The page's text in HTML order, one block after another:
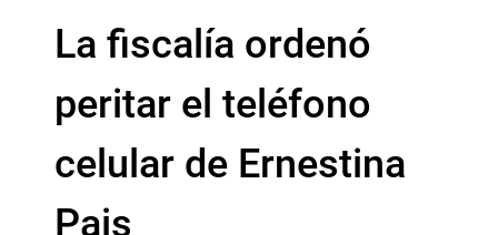
La fiscalía ordenó
peritar el teléfono
celular de Ernestina
Pais